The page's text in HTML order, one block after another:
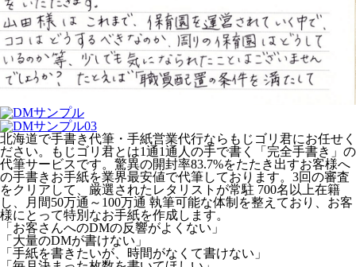
北海道で手書き代筆・手紙営業代行ならもじゴリ君にお任せく
ださい。もじゴリ君とは1通1通人の手で書く「完全手書き」の
代筆サービスです。驚異の開封率83.7%をたたき出すお客様へ
の手書きお手紙を業界最安値で代筆しております。3回の審査
をクリアして、厳選されたレタリストが常駐 700名以上在籍
し、月間50万通～100万通 執筆可能な体制を整えており、お客
様にとって特別なお手紙を作成します。
「お客さんへのDMの反響がよくない」
「大量のDMが書けない」
「手紙を書きたいが、時間がなくて書けない」